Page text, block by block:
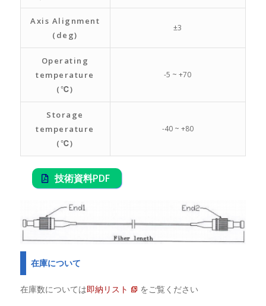
Axis Alignment
(deg)
±3
Operating
temperature
(℃)
-5 ~ +70
Storage
temperature
(℃)
-40 ~ +80
技術資料PDF
在庫について
在庫数については即納リスト をご覧ください